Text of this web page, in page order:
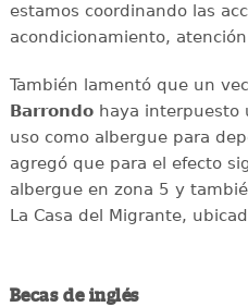
estamos coordinando las
acondicionamiento,
También lamentó que un
Barrondohaya interpuesto
uso como albergue para
agregó que para el efecto
albergue en zona 5 y
La Casa del Migrante,
Becas de inglés